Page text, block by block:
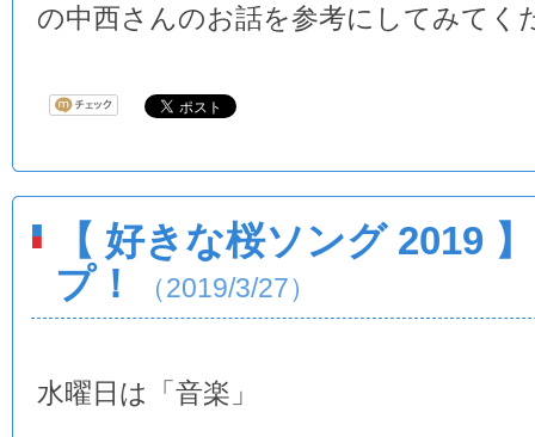
の中西さんのお話を参考にしてみてく
【 好きな桜ソング 2019
プ！
（2019/3/27）
水曜日は「音楽」